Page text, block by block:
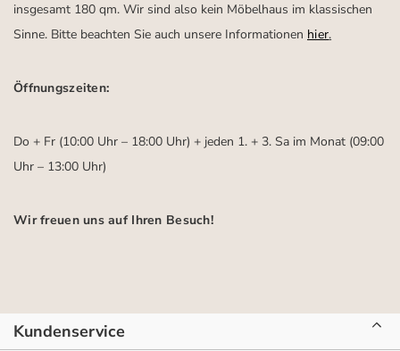
insgesamt 180 qm. Wir sind also kein Möbelhaus im klassischen
Sinne. Bitte beachten Sie auch unsere Informationen hier.
Öffnungszeiten:
Do + Fr (10:00 Uhr – 18:00 Uhr) + jeden 1. + 3. Sa im Monat (09:00
Uhr – 13:00 Uhr)
Wir freuen uns auf Ihren Besuch!
Kundenservice